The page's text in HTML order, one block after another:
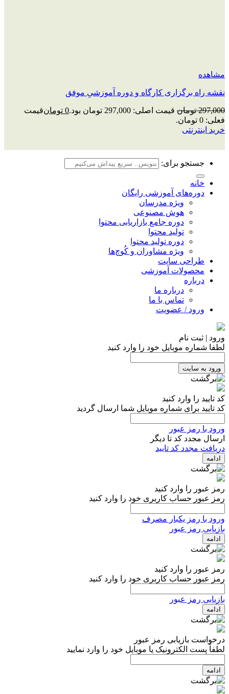
مشاهده
نقشه راه برگزاری کارگاه و دوره آموزشیِ موفق
297,000 تومان قیمت اصلی: 297,000 تومان بود. 0 تومانقیمت
فعلی: 0 تومان.
خرید اینترنتی
جستجو برای:
خانه
دوره‌های آموزشی رایگان
ویژه مدرسان
هوش مصنوعی
دوره جامع بازاریابی محتوا
تولید محتوا
دوره تولید محتوا
ویژه مشاوران و کُوچ‌ها
طراحی سایت
محصولات آموزشی
درباره
درباره ما
تماس با ما
ورود / عضویت
ورود | ثبت نام
لطفا شماره موبایل خود را وارد کنید
ورود به سایت
کد تایید را وارد کنید
کد تایید برای شماره موبایل شما ارسال گردید
ورود با رمز عبور
ارسال مجدد کد تا دیگر
دریافت مجدد کد تایید
ادامه
رمز عبور را وارد کنید
رمز عبور حساب کاربری خود را وارد کنید
ورود با رمز یکبار مصرف
بازیابی رمز عبور
ادامه
رمز عبور را وارد کنید
رمز عبور حساب کاربری خود را وارد کنید
بازیابی رمز عبور
ادامه
درخواست بازیابی رمز عبور
لطفاً پست الکترونیک یا موبایل خود را وارد نمایید
ادامه